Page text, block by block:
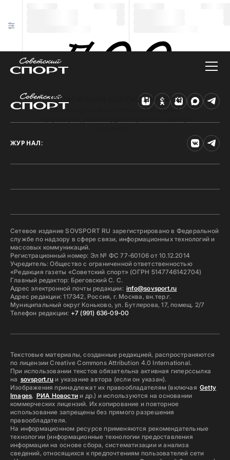
Техническая ошибка на сайте
Произошла ошибка. Чтобы найти нужную
ЖУРНАЛ:
Сетевое издание SOVSPORT RU зарегистрировано в Федеральной
службе по надзору в сфере связи, информационных технологий и
массовых коммуникаций.
Регистрационный номер: Эл № ФС 77-60106 от 10.12.2014
Учредитель: Общество с ограниченной ответственностью
«Редакция газеты «Советский спорт» (ОГРН 5147746142704)
Главный редактор: Бреговский С. С.
Адрес электронной почты редакции: info@sovsport.ru
Адрес редакции: 117342, Россия, г. Москва, вн.тер.г.
Муниципальный округ Коньково, ул. Бутлерова, 17, помещ. 2/7
Телефон редакции: +7 (991) 636-09-00
Текстовые материалы, созданные редакцией, распространяются
по лицензии Creative Commons Attribution 4.0 International.
При использовании текстов обязательна активная гиперссылка
на sovsport.ruи указание автора (если он указан).
Изображения принадлежат их правообладателям (включая Getty
Images, РИА Новостии др.) и используются на основании
коммерческих лицензий. Их копирование и повторное
использование запрещены без прямого разрешения
правообладателя.
На информационном ресурсе применяются рекомендательные
технологии (информационные технологии предоставления
информации на основе сбора, систематизации и анализа
сведений, относящихся к предпочтениям пользователей сети